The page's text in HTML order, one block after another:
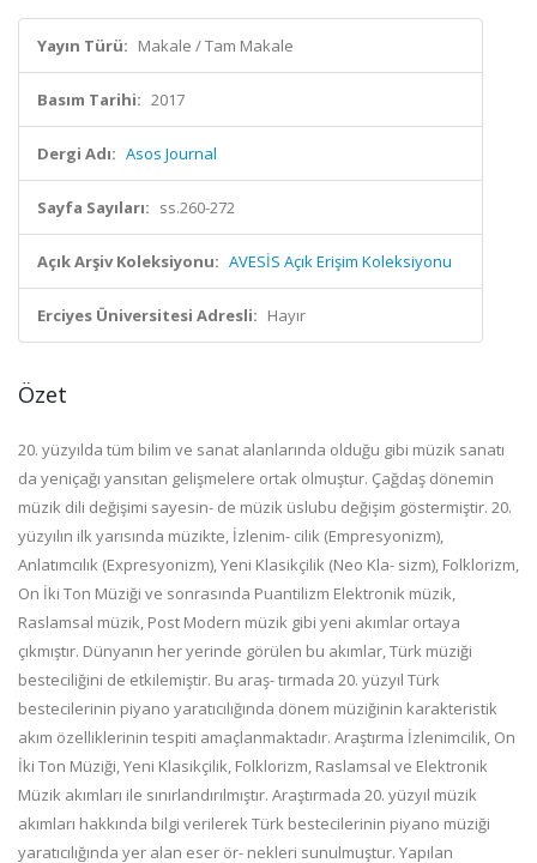
Yayın Türü: Makale / Tam Makale
Basım Tarihi: 2017
Dergi Adı: Asos Journal
Sayfa Sayıları: ss.260-272
Açık Arşiv Koleksiyonu: AVESİS Açık Erişim Koleksiyonu
Erciyes Üniversitesi Adresli: Hayır
Özet
20. yüzyılda tüm bilim ve sanat alanlarında olduğu gibi müzik sanatı
da yeniçağı yansıtan gelişmelere ortak olmuştur. Çağdaş dönemin
müzik dili değişimi sayesin- de müzik üslubu değişim göstermiştir. 20.
yüzyılın ilk yarısında müzikte, İzlenim- cilik (Empresyonizm),
Anlatımcılık (Expresyonizm), Yeni Klasikçilik (Neo Kla- sizm), Folklorizm,
On İki Ton Müziği ve sonrasında Puantilizm Elektronik müzik,
Raslamsal müzik, Post Modern müzik gibi yeni akımlar ortaya
çıkmıştır. Dünyanın her yerinde görülen bu akımlar, Türk müziği
besteciliğini de etkilemiştir. Bu araş-tırmada 20. yüzyıl Türk
bestecilerinin piyano yaratıcılığında dönem müziğinin karakteristik
akım özelliklerinin tespiti amaçlanmaktadır. Araştırma İzlenimcilik, On
İki Ton Müziği,Yeni Klasikçilik, Folklorizm, Raslamsal ve Elektronik
Müzik akımları ile sınırlandırılmıştır. Araştırmada 20. yüzyıl müzik
akımları hakkında bilgi verilerek Türk bestecilerinin piyano müziği
yaratıcılığında yer alan eser ör- nekleri sunulmuştur. Yapılan